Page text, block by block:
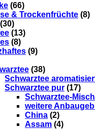
(66)
& Trockenfrüchte (8)
(30)
(13)
(8)
(9)
(38)
Schwarztee
Schwarztee pur (17)
Schwarztee-
weitere
China (2)
Assam (4)